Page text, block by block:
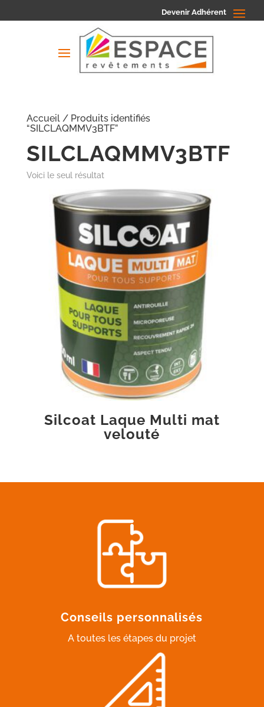
Devenir Adhérent
Accueil/ Produits identifiés
“SILCLAQMMV3BTF”
SILCLAQMMV3BTF
Voici le seul résultat
Silcoat Laque Multi mat
velouté
Conseils personnalisés
A toutes les étapes du projet